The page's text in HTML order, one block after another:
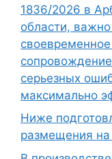
1836/2026 в
области,
серьезных
максимально
Ниже
размещения на